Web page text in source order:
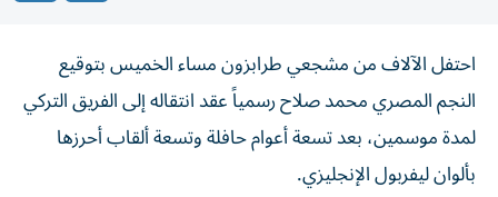
احتفل الآلاف من مشجعي طرابزون مساء الخميس بتوقيع
النجم المصري محمد صلاح رسمياً عقد انتقاله إلى الفريق التركي
لمدة موسمين، بعد تسعة أعوام حافلة وتسعة ألقاب أحرزها
بألوان ليفربول الإنجليزي.